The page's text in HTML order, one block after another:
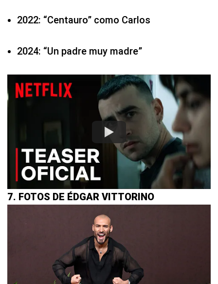
2022: “Centauro” como Carlos
2024: “Un padre muy madre”
7. FOTOS DE ÉDGAR VITTORINO